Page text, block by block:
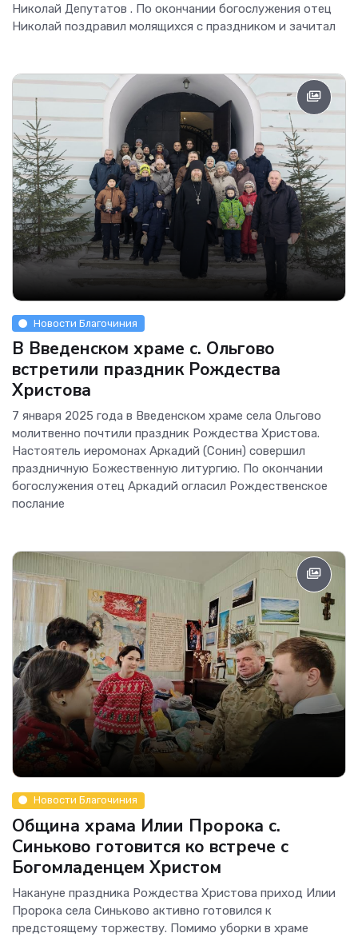
Николай Депутатов . По окончании богослужения отец
Николай поздравил молящихся с праздником и зачитал
Новости Благочиния
В Введенском храме с. Ольгово
встретили праздник Рождества
Христова
7 января 2025 года в Введенском храме села Ольгово
молитвенно почтили праздник Рождества Христова.
Настоятель иеромонах Аркадий (Сонин) совершил
праздничную Божественную литургию. По окончании
богослужения отец Аркадий огласил Рождественское
послание
Новости Благочиния
Община храма Илии Пророка с.
Синьково готовится ко встрече с
Богомладенцем Христом
Накануне праздника Рождества Христова приход Илии
Пророка села Синьково активно готовился к
предстоящему торжеству. Помимо уборки в храме